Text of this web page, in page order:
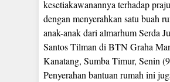
kesetiakawanannya terhadap
dengan menyerahkan satu buah
anak-anak dari almarhum Serda
Santos Tilman di BTN Graha
Kanatang, Sumba Timur, Senin
Penyerahan bantuan rumah ini